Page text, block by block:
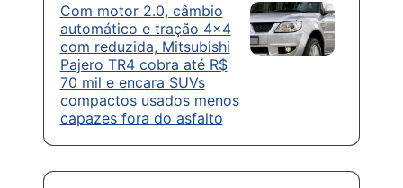
Com motor 2.0, câmbio
automático e tração 4×4
com reduzida, Mitsubishi
Pajero TR4 cobra até R$
70 mil e encara SUVs
compactos usados menos
capazes fora do asfalto